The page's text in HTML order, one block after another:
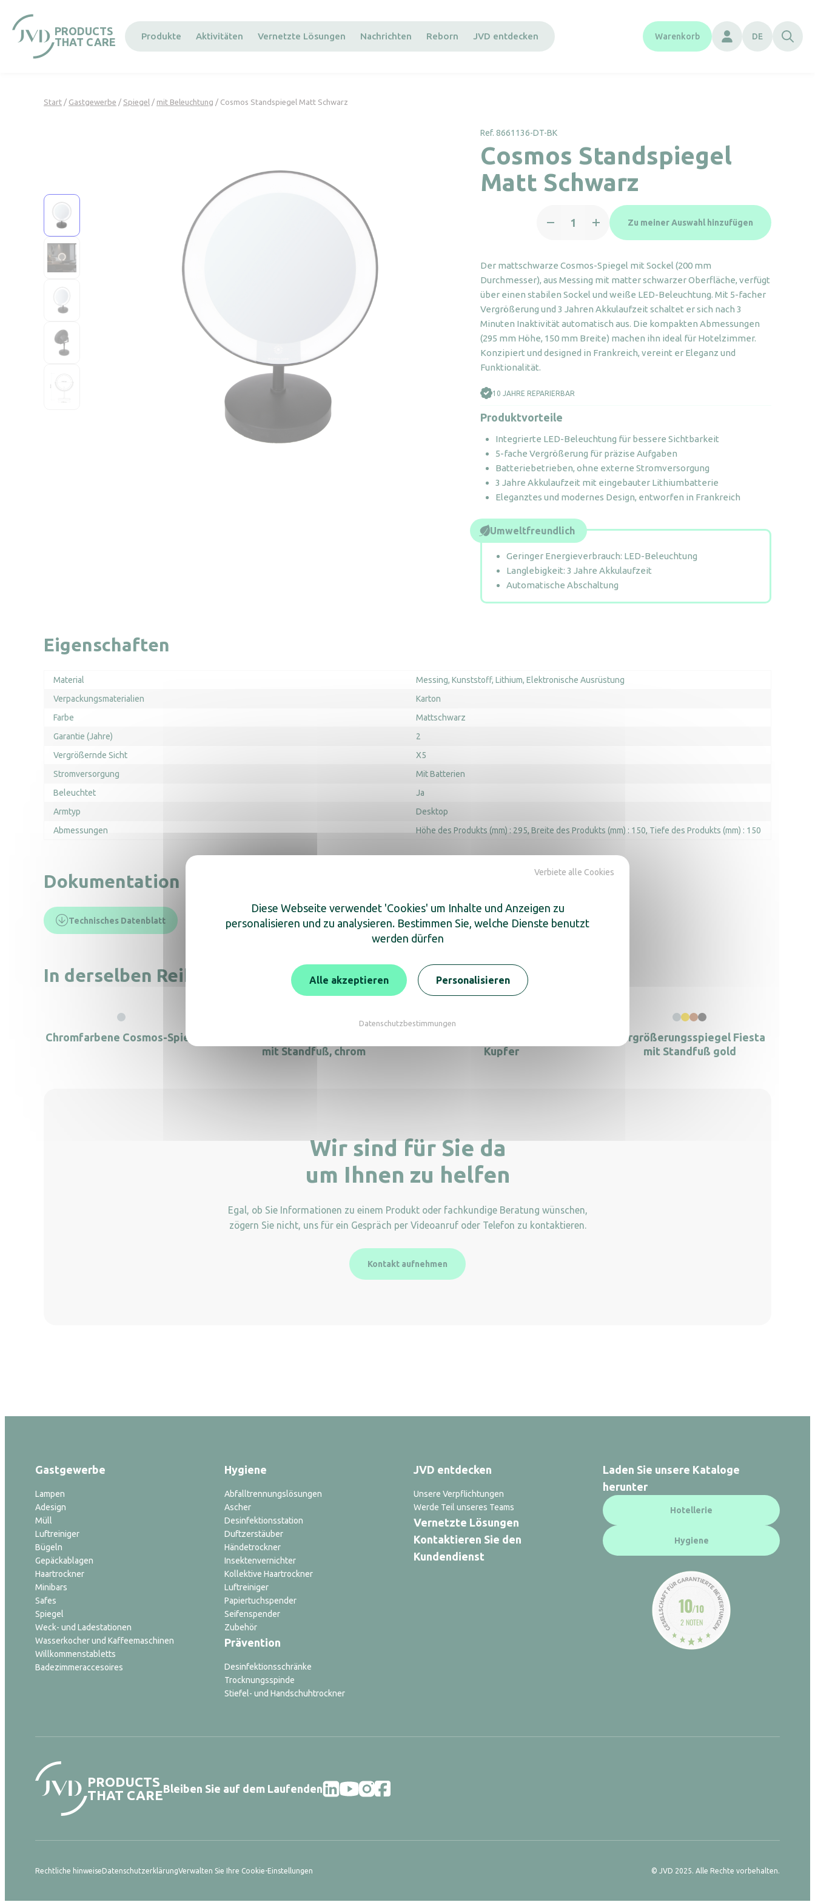
PRODUCTS
THAT CARE
Produkte Aktivitäten Vernetzte Lösungen Nachrichten Reborn JVD entdecken Warenkorb DE
Start / Gastgewerbe / Spiegel / mit Beleuchtung / Cosmos Standspiegel Matt Schwarz
Ref. 8661136-DT-BK
Cosmos Standspiegel
Matt Schwarz
Standspiegel
Menge
Zu meiner Auswahl hinzufügen
Der mattschwarze Cosmos-Spiegel mit Sockel (200 mm
Durchmesser), aus Messing mit matter schwarzer Oberfläche, verfügt
über einen stabilen Sockel und weiße LED-Beleuchtung. Mit 5-facher
Vergrößerung und 3 Jahren Akkulaufzeit schaltet er sich nach 3
Minuten Inaktivität automatisch aus. Die kompakten Abmessungen
(295 mm Höhe, 150 mm Breite) machen ihn ideal für Hotelzimmer.
Konzipiert und designed in Frankreich, vereint er Eleganz und
Funktionalität.
10 JAHRE REPARIERBAR
Produktvorteile
Integrierte LED-Beleuchtung für bessere Sichtbarkeit
5-fache Vergrößerung für präzise Aufgaben
Batteriebetrieben, ohne externe Stromversorgung
3 Jahre Akkulaufzeit mit eingebauter Lithiumbatterie
Eleganztes und modernes Design, entworfen in Frankreich
Umweltfreundlich
Geringer Energieverbrauch: LED-Beleuchtung
Langlebigkeit: 3 Jahre Akkulaufzeit
Automatische Abschaltung
Eigenschaften
Material Messing Kunststoff Lithium Elektronische Ausrüstung
Verpackungsmaterialien
Karton
Farbe
Mattschwarz
Garantie (Jahre)
2
Vergrößernde Sicht
X5
Stromversorgung
Mit Batterien
Beleuchtet
Ja
Armtyp
Desktop
Abmessungen
Höhe des Produkts (mm) : 295 Breite des Produkts (mm) : 150 Tiefe des Produkts (mm) : 150
Dokumentation
Technisches Datenblatt
In derselben Reihe, entdecken Sie auch
Chromfarbene Cosmos-Spiegel
mit Standfuß, chrom
Kupfer
Vergrößerungsspiegel Fiesta
mit Standfuß gold
Wir sind für Sie da
um Ihnen zu helfen
Egal, ob Sie Informationen zu einem Produkt oder fachkundige Beratung wünschen,
zögern Sie nicht, uns für ein Gespräch per Videoanruf oder Telefon zu kontaktieren.
Kontakt aufnehmen
Gastgewerbe
Lampen
Adesign
Müll
Luftreiniger
Bügeln
Gepäckablagen
Haartrockner
Minibars
Safes
Spiegel
Weck- und Ladestationen
Wasserkocher und Kaffeemaschinen
Willkommenstabletts
Badezimmeraccesoires
Hygiene
Abfalltrennungslösungen
Ascher
Desinfektionsstation
Duftzerstäuber
Händetrockner
Insektenvernichter
Kollektive Haartrockner
Luftreiniger
Papiertuchspender
Seifenspender
Zubehör
Prävention
Desinfektionsschränke
Trocknungsspinde
Stiefel- und Handschuhtrockner
JVD entdecken
Unsere Verpflichtungen
Werde Teil unseres Teams
Vernetzte Lösungen
Kontaktieren Sie den
Kundendienst
Laden Sie unsere Kataloge
herunter
Hotellerie
Hygiene
10/10
2 NOTEN
PRODUCTS
THAT CAREBleiben Sie auf dem Laufenden
Rechtliche hinweiseDatenschutzerklärungVerwalten Sie Ihre Cookie-Einstellungen © JVD 2025. Alle Rechte vorbehalten.
Diese Webseite verwendet 'Cookies' um Inhalte und Anzeigen zu
personalisieren und zu analysieren. Bestimmen Sie, welche Dienste benutzt
werden dürfen
Alle akzeptieren
Verbiete alle Cookies
Personalisieren
Datenschutzbestimmungen